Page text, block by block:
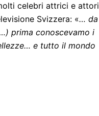
celebri attrici e attori
Svizzera: «… da
prima conoscevamo i
e tutto il mondo